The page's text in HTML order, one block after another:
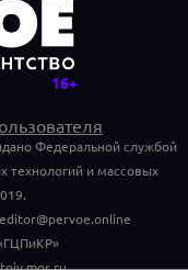
Федеральной службой
технологий и массовых
editor@pervoe.online